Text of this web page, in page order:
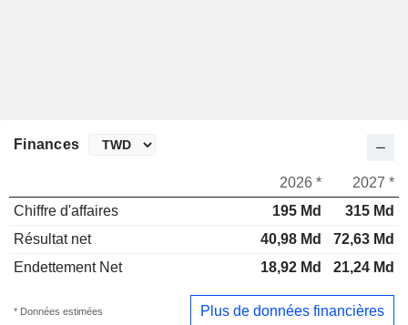
Finances
2026 *
2027 *
Chiffre d'affaires
195 Md
315 Md
Résultat net
40,98 Md
72,63 Md
Endettement Net
18,92 Md 21,24 Md
* Données estimées Plus de données financières